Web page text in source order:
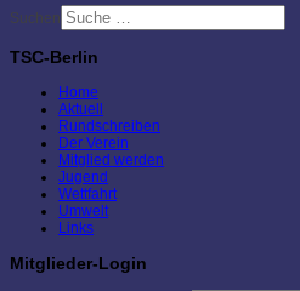
Suchen
TSC-Berlin
Home
Aktuell
Rundschreiben
Der Verein
Mitglied werden
Jugend
Wettfahrt
Umwelt
Links
Mitglieder-Login